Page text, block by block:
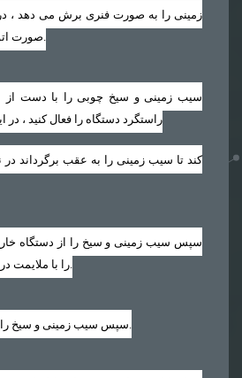
زمینی را به صورت فنری برش می دهد ،
صورت اتوماتیک خاموش می شود.
راستگرد دستگاه را فعال کنید ،
کند تا سیب زمینی را به عقب برگرداند در
را با ملایمت در طول سیخ چوبی باز کنید.
. سپس سیب زمینی و سیخ را درون روغن سرخ کنید.